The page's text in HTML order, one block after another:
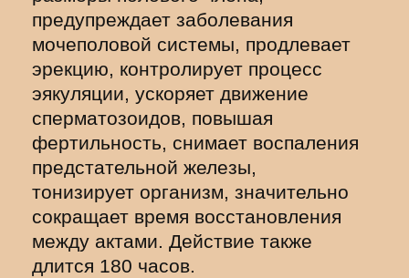
предупреждает заболевания
мочеполовой системы, продлевает
эрекцию, контролирует процесс
эякуляции, ускоряет движение
сперматозоидов, повышая
фертильность, снимает воспаления
предстательной железы,
тонизирует организм, значительно
сокращает время восстановления
между актами. Действие также
длится 180 часов.